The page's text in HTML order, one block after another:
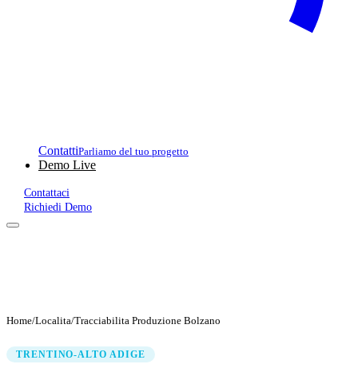
ContattiParliamo del tuo progetto
Demo Live
Contattaci
Richiedi Demo
Home/Localita/Tracciabilita Produzione Bolzano
TRENTINO-ALTO ADIGE